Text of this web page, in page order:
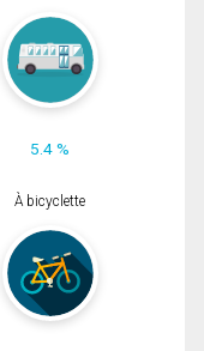
5.4 %
À bicyclette